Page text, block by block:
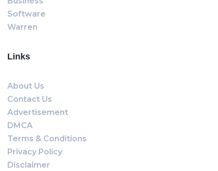
Software
Warren
Links
About Us
Contact Us
Advertisement
DMCA
Terms & Conditions
Privacy Policy
Disclaimer